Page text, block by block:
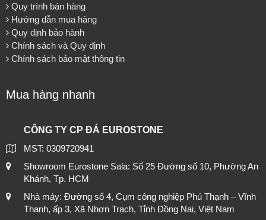
Quy trình bán hàng
Hướng dẫn mua hàng
Quy định bảo hành
Chính sách và Quy định
Chính sách bảo mật thông tin
Mua hàng nhanh
CÔNG TY CP ĐÁ EUROSTONE
MST: 0309720941
Showroom Eurostone Sala: Số 25 Đường số 10, Phường An
Khánh, Tp. HCM
Nhà máy: Đường số 4, Cụm công nghiệp Phú Thạnh – Vĩnh
Thanh, ấp 3, Xã Nhơn Trạch, Tỉnh Đồng Nai, Việt Nam